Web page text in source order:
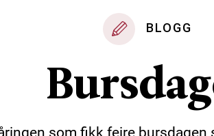
BLOGG
som fikk feire bursdagen